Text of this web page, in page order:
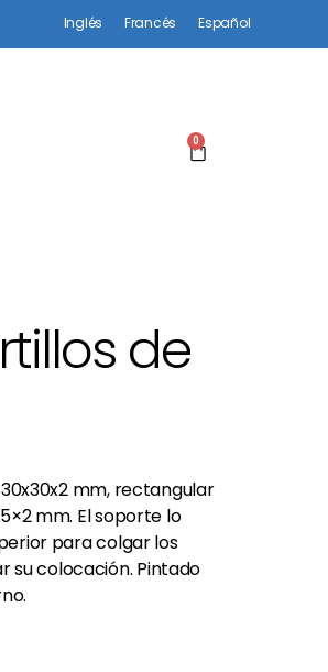
Inglés Francés Español
0
de
mm, rectangular
mm. El soporte lo
para colgar los
su colocación. Pintado